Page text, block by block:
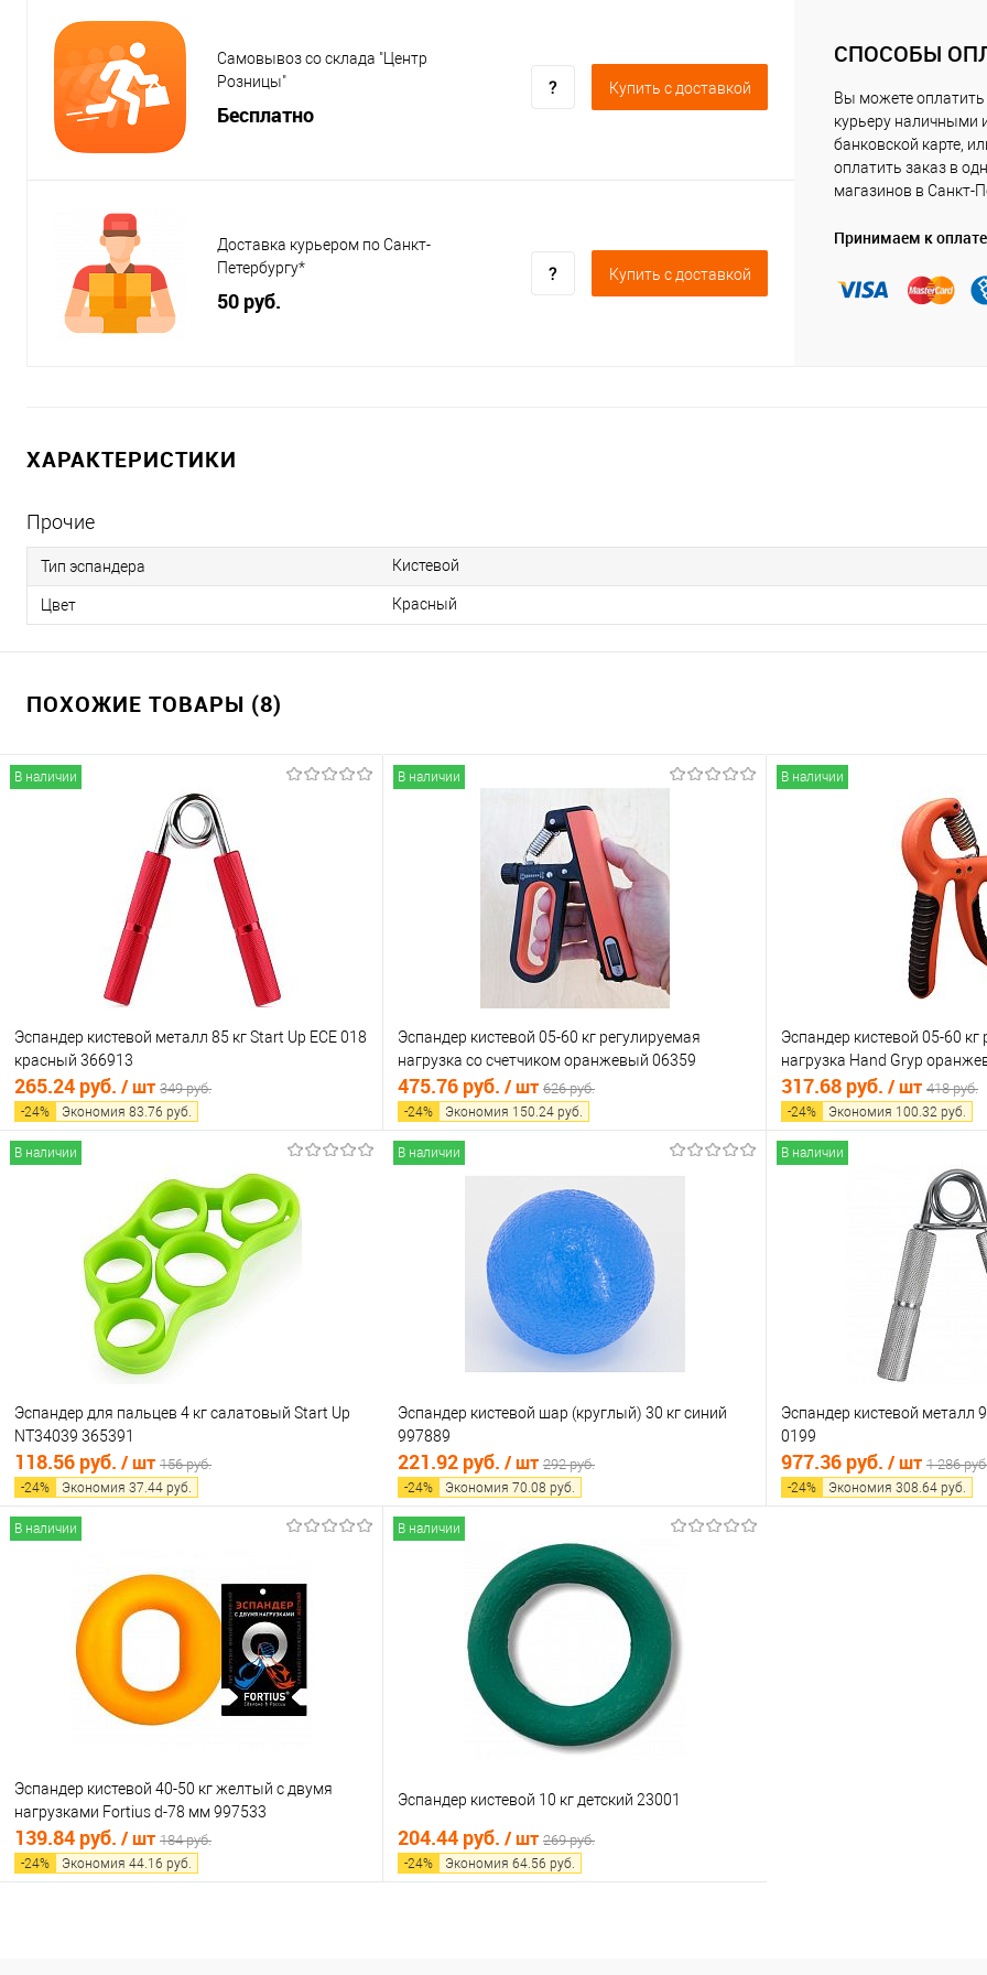
Самовывоз со склада "Центр
Розницы"
Бесплатно
Купить c доставкой
Доставка курьером по Санкт-
Петербургу*
50 руб.
Купить c доставкой
СПОСОБЫ
Вы можете оплатить
курьеру наличными
банковской карте,
оплатить заказ в
магазинов в Санкт-
Принимаем к оплате
ХАРАКТЕРИСТИКИ
Прочие
Тип эспандера Кистевой
Цвет Красный
ПОХОЖИЕ ТОВАРЫ (8)
В наличии
Эспандер кистевой металл 85 кг Start Up ECE 018
красный 366913
265.24 руб. / шт 349 руб.
-24% Экономия 83.76 руб.
В корзину
Купить в 1 клик
Сравнение
В избранное
В наличии
В наличии
Эспандер кистевой 05-60 кг регулируемая
нагрузка со счетчиком оранжевый 06359
475.76 руб. / шт 626 руб.
-24% Экономия 150.24 руб.
Купить в 1 клик
Сравнение
В избранное
В наличии
В наличии
Эспандер кистевой 05-60 кг
нагрузка Hand Gryp
317.68 руб. / шт 418 руб.
-24% Экономия 100.32 руб.
В
В наличии
Эспандер для пальцев 4 кг салатовый Start Up
NT34039 365391
118.56 руб. / шт 156 руб.
-24% Экономия 37.44 руб.
Купить в 1 клик
Сравнение
В избранное
В наличии
В наличии
Эспандер кистевой шар (круглый) 30 кг синий
997889
221.92 руб. / шт 292 руб.
-24% Экономия 70.08 руб.
В корзину
Купить в 1 клик
Сравнение
В избранное
В наличии
В наличии
Эспандер кистевой металл
0199
977.36 руб. / шт 1 286
-24% Экономия 308.64 руб.
В наличии
Эспандер кистевой 40-50 кг желтый с двумя
нагрузками Fortius d-78 мм 997533
139.84 руб. / шт 184 руб.
-24% Экономия 44.16 руб.
В наличии
Эспандер кистевой 10 кг детский 23001
204.44 руб. / шт 269 руб.
-24% Экономия 64.56 руб.